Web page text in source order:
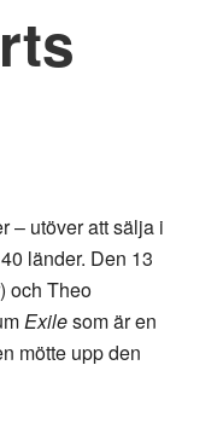
– utöver att sälja i
länder. Den 13
och Theo
Exilesom är en
mötte upp den